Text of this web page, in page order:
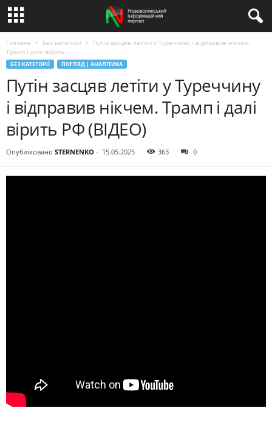
Головна Без категорії
Путін засцяв летіти у Туреччину і відправив нікчем.
Трамп і далі вірить...
БЕЗ КАТЕГОРІЇ ПОГЛЯД | АНАЛІТИКА
Путін засцяв летіти у Туреччину
і відправив нікчем. Трамп і далі
вірить РФ (ВІДЕО)
Опубліковано STERNENKO - 15.05.2025 363 0